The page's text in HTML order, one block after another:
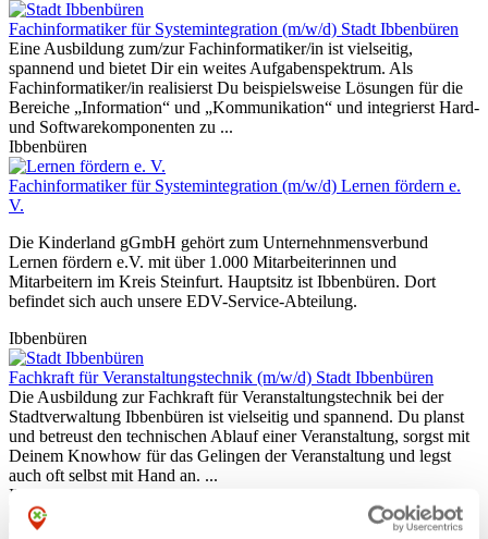
Fachinformatiker für Systemintegration (m/w/d) Stadt Ibbenbüren
Eine Ausbildung zum/zur Fachinformatiker/in ist vielseitig,
spannend und bietet Dir ein weites Aufgabenspektrum. Als
Fachinformatiker/in realisierst Du beispielsweise Lösungen für die
Bereiche „Information“ und „Kommunikation“ und integrierst Hard-
und Softwarekomponenten zu ...
Ibbenbüren
Fachinformatiker für Systemintegration (m/w/d) Lernen fördern e.
V.
Die Kinderland gGmbH gehört zum Unternehnmensverbund
Lernen fördern e.V. mit über 1.000 Mitarbeiterinnen und
Mitarbeitern im Kreis Steinfurt. Hauptsitz ist Ibbenbüren. Dort
befindet sich auch unsere EDV-Service-Abteilung.
Ibbenbüren
Fachkraft für Veranstaltungstechnik (m/w/d) Stadt Ibbenbüren
Die Ausbildung zur Fachkraft für Veranstaltungstechnik bei der
Stadtverwaltung Ibbenbüren ist vielseitig und spannend. Du planst
und betreust den technischen Ablauf einer Veranstaltung, sorgst mit
Deinem Knowhow für das Gelingen der Veranstaltung und legst
auch oft selbst mit Hand an. ...
Ibbenbüren
Gärtner im Garten- und Landschaftsbau (m/w/d)
Stadt Ibbenbüren